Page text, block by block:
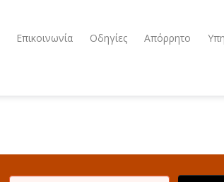
Επικοινωνία Οδηγίες Απόρρητο